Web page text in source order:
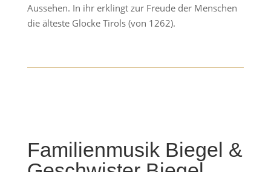
Aussehen. In ihr erklingt zur Freude der Menschen
die älteste Glocke Tirols (von 1262).
Familienmusik Biegel &